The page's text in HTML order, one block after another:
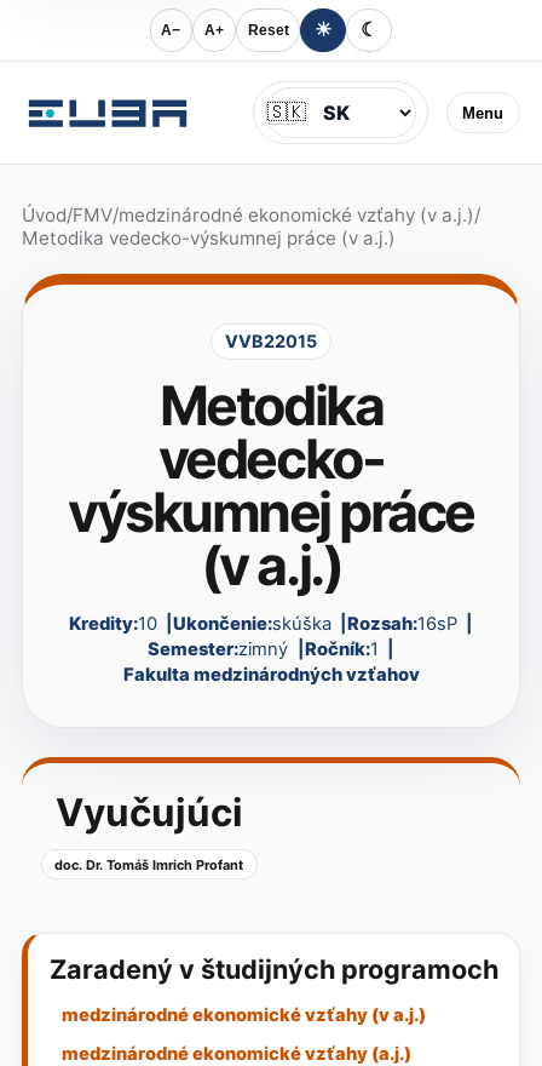
A− A+ Reset ☀ ☾
Menu
Jazyk
🇸🇰
Úvod/FMV/medzinárodné ekonomické vzťahy (v a.j.)/
Metodika vedecko-výskumnej práce (v a.j.)
VVB22015
Metodika
vedecko-
výskumnej práce
(v a.j.)
Kredity:10 Ukončenie:skúška Rozsah:16sP
Semester:zimný Ročník:1
Fakulta medzinárodných vzťahov
Vyučujúci
doc. Dr. Tomáš Imrich Profant
Zaradený v študijných programoch
medzinárodné ekonomické vzťahy (v a.j.)
medzinárodné ekonomické vzťahy (a.j.)